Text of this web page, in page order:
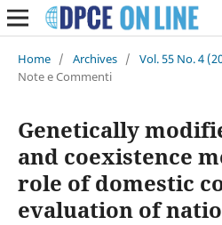
Home / Archives / Vol. 55 No. 4
Note e Commenti
Genetically
and coexistence
role of domestic
evaluation of